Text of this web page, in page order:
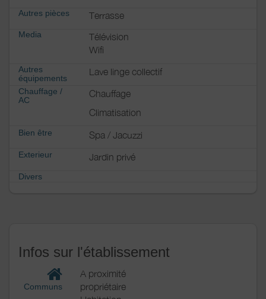
Autres pièces Terrasse
Media
Télévision
Wifi
Autres
équipements
Lave linge collectif
Chauffage /
AC
Chauffage
Climatisation
Bien être Spa / Jacuzzi
Exterieur Jardin privé
Divers
Infos sur l'établissement
Communs
A proximité
propriétaire